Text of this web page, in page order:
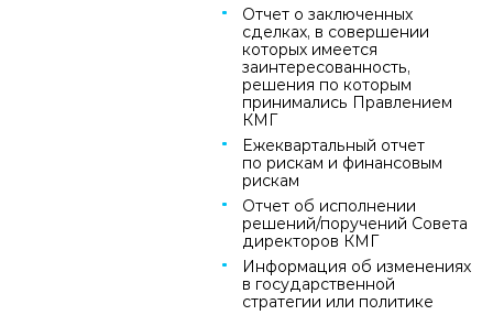
Отчет о заключенных
сделках, в совершении
которых имеется
заинтересованность,
решения по которым
принимались Правлением
КМГ
Ежеквартальный отчет
по рискам и финансовым
рискам
Отчет об исполнении
решений/поручений Совета
директоров КМГ
Информация об изменениях
в государственной
стратегии или политике